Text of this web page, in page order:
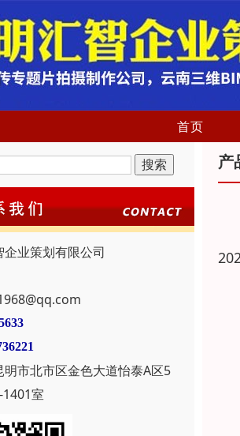
首页
企业策划有限公司
明市北市区金色大道怡泰A区5
室
产